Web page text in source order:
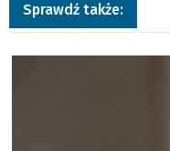
Sprawdź także:
a